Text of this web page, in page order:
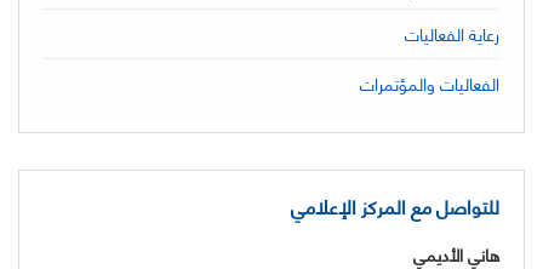
رعاية الفعاليات
الفعاليات والمؤتمرات
للتواصل مع المركز الإعلامي
هاني الأديمي